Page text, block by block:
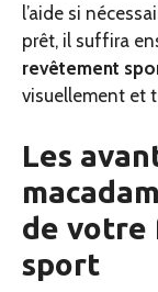
l’aide si
prêt, il suffira
revêtement
visuellement et
Les
de
sport